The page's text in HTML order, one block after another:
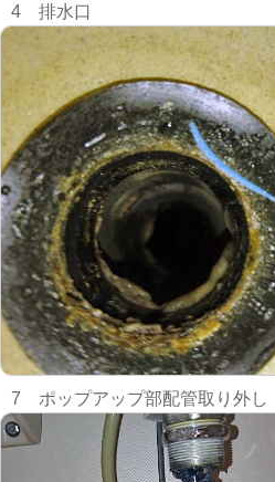
4 排水口
7 ポップアップ部配管取り外し